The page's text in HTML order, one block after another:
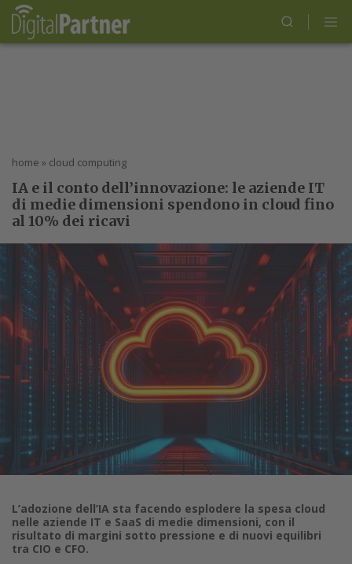
home » cloud computing
IA e il conto dell’innovazione: le aziende IT
di medie dimensioni spendono in cloud fino
al 10% dei ricavi
L’adozione dell’IA sta facendo esplodere la spesa cloud
nelle aziende IT e SaaS di medie dimensioni, con il
risultato di margini sotto pressione e di nuovi equilibri
tra CIO e CFO.